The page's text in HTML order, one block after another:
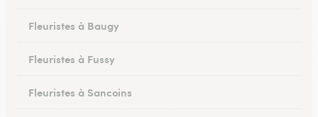
Fleuristes à Baugy
Fleuristes à Fussy
Fleuristes à Sancoins